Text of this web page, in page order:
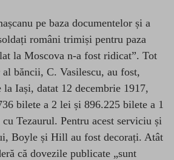
pe baza documentelor și a
români trimiși pentru paza
la Moscova n-a fost ridicat”. Tot
băncii, C. Vasilescu, au fost,
la Iași, datat 12 decembrie 1917,
bilete a 2 lei și 896.225 bilete a 1
Tezaurul. Pentru acest serviciu și
Boyle și Hill au fost decorați. Atât
că dovezile publicate „sunt